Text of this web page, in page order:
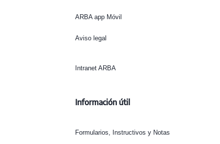
ARBA app Móvil
Aviso legal
Intranet ARBA
Información útil
Formularios, Instructivos y Notas